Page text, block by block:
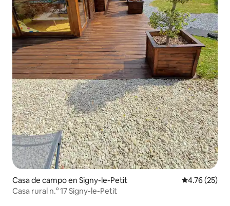
Casa de campo en Signy-le-Petit Calificación
4.76 (25)
Casa rural n.° 17 Signy-le-Petit